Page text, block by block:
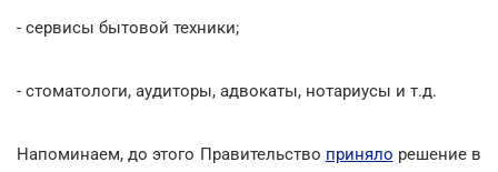
- сервисы бытовой техники;
- стоматологи, аудиторы, адвокаты, нотариусы и т.д.
Напоминаем, до этого Правительство приняло решение в